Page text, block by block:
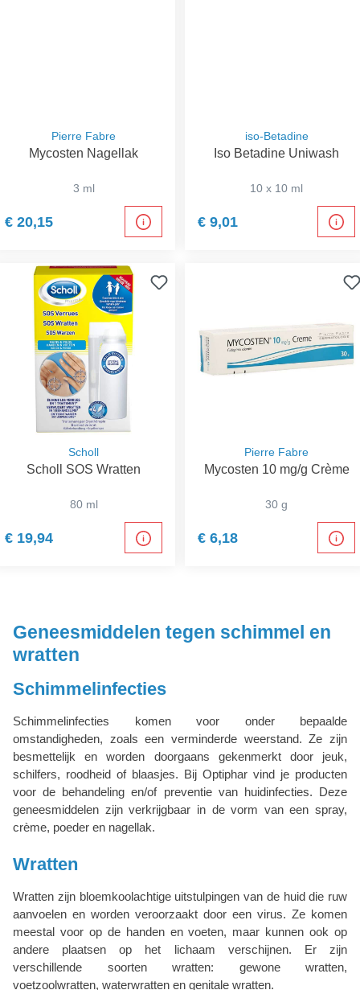
Pierre Fabre
Mycosten Nagellak
3 ml
€ 20,15
iso-Betadine
Iso Betadine Uniwash
10 x 10 ml
€ 9,01
Scholl
Scholl SOS Wratten
80 ml
€ 19,94
Pierre Fabre
Mycosten 10 mg/g Crème
30 g
€ 6,18
Geneesmiddelen tegen schimmel en
wratten
Schimmelinfecties
Schimmelinfecties komen voor onder bepaalde
omstandigheden, zoals een verminderde weerstand. Ze zijn
besmettelijk en worden doorgaans gekenmerkt door jeuk,
schilfers, roodheid of blaasjes. Bij Optiphar vind je producten
voor de behandeling en/of preventie van huidinfecties. Deze
geneesmiddelen zijn verkrijgbaar in de vorm van een spray,
crème, poeder en nagellak.
Wratten
Wratten zijn bloemkoolachtige uitstulpingen van de huid die ruw
aanvoelen en worden veroorzaakt door een virus. Ze komen
meestal voor op de handen en voeten, maar kunnen ook op
andere plaatsen op het lichaam verschijnen. Er zijn
verschillende soorten wratten: gewone wratten,
voetzoolwratten, waterwratten en genitale wratten.